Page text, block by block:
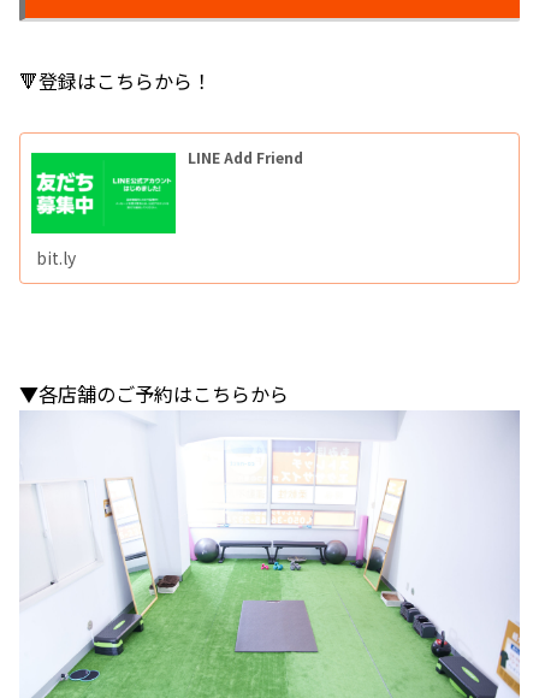
🔻登録はこちらから！
LINE Add Friend
bit.ly
▼各店舗のご予約はこちらから